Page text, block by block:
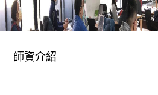
師資介紹